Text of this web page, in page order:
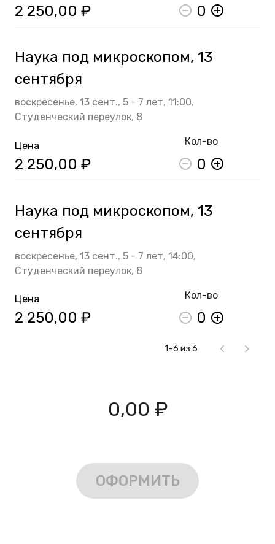
2 250,00 ₽ 0
Наука под микроскопом, 13
сентября
воскресенье, 13 сент., 5 - 7 лет, 11:00,
Студенческий переулок, 8
Цена
2 250,00 ₽
Кол-во
0
Наука под микроскопом, 13
сентября
воскресенье, 13 сент., 5 - 7 лет, 14:00,
Студенческий переулок, 8
Цена
2 250,00 ₽
Кол-во
0
1–6 из 6
0,00 ₽
ОФОРМИТЬ